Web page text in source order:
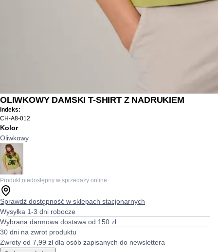
OLIWKOWY DAMSKI T-SHIRT Z NADRUKIEM
Indeks:
CH-A8-012
Kolor
Oliwkowy
Produkt niedostępny w sprzedaży online
Sprawdź dostępność w sklepach stacjonarnych
Wysyłka 1-3 dni robocze
Wybrana darmowa dostawa od 150 zł
30 dni na zwrot produktu
Zwroty od 7,99 zł dla osób zapisanych do newslettera